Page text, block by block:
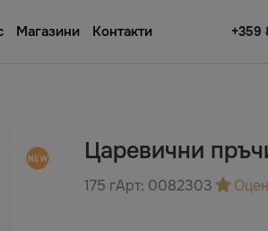
Магазини Контакти +359
Царевични
175 гАрт: 0082303